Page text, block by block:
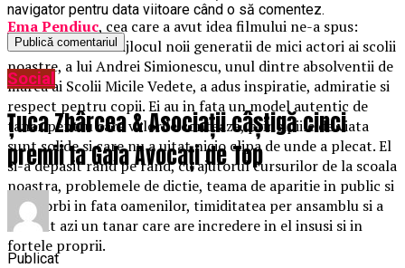
Ema Pendiuc, cea care a avut idea filmului ne-a spus:
“Readucerea in mijlocul noii generatii de mici actori ai scolii
noastre, a lui Andrei Simionescu, unul dintre absolventii de
marca ai Scolii Micile Vedete, a adus inspiratie, admiratie si
respect pentru copii. Ei au in fata un model autentic de
tanar pentru care valorile conteaza, principiile de viata
sunt solide si care nu a uitat nicio clipa de unde a plecat. El
si-a depasit rand pe rand, cu ajutorul cursurilor de la scoala
noastra, problemele de dictie, teama de aparitie in public si
de a vorbi in fata oamenilor, timiditatea per ansamblu si a
devenit azi un tanar care are incredere in el insusi si in
fortele proprii.
navigator pentru data viitoare când o să comentez.
Social
Țuca Zbârcea & Asociații câștigă cinci
premii la Gala Avocați de Top
Publicat